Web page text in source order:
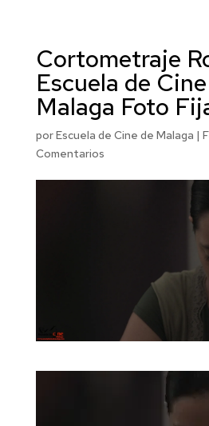
Cortometraje
Escuela de
Malaga Foto
porEscuela de Cine de Malaga |
Comentarios